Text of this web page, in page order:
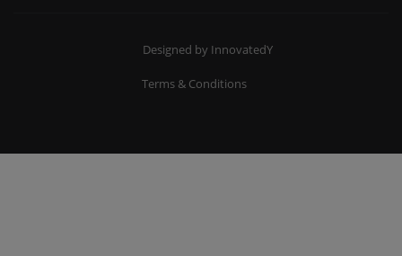
Designed by InnovatedY
Terms & Conditions